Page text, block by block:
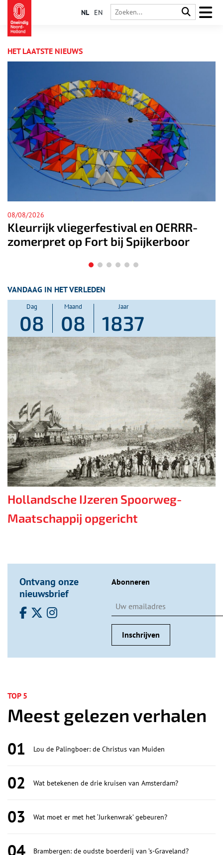
NL EN
HET LAATSTE NIEUWS
Rondleiding Fort K’IJK én
Oer-IJ gebied
VANDAAG IN HET VERLEDEN
Dag
08
Maand
08
Jaar
1837
Hollandsche IJzeren Spoorweg-
Maatschappij opgericht
Ontvang onze
nieuwsbrief
Abonneren
TOP 5
Meest gelezen verhalen
01 Lou de Palingboer: de Christus van Muiden
02 Wat betekenen de drie kruisen van Amsterdam?
03 Wat moet er met het ‘Jurkenwrak’ gebeuren?
04 Brambergen: de oudste boerderij van ’s-Graveland?